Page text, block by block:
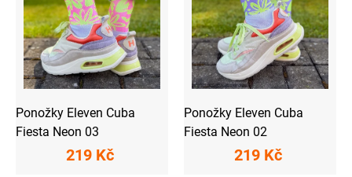
Ponožky Eleven Cuba
Fiesta Neon 03
219 Kč
Ponožky Eleven Cuba
Fiesta Neon 02
219 Kč